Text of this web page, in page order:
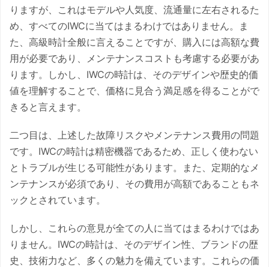
りますが、これはモデルや人気度、流通量に左右されるた
め、すべてのIWCに当てはまるわけではありません。ま
た、高級時計全般に言えることですが、購入には高額な費
用が必要であり、メンテナンスコストも考慮する必要があ
ります。しかし、IWCの時計は、そのデザインや歴史的価
値を理解することで、価格に見合う満足感を得ることがで
きると言えます。
二つ目は、上述した故障リスクやメンテナンス費用の問題
です。IWCの時計は精密機器であるため、正しく使わない
とトラブルが生じる可能性があります。また、定期的なメ
ンテナンスが必須であり、その費用が高額であることもネ
ックとされています。
しかし、これらの意見が全ての人に当てはまるわけではあ
りません。IWCの時計は、そのデザイン性、ブランドの歴
史、技術力など、多くの魅力を備えています。これらの価